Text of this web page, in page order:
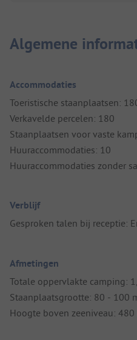
Algemene
Accommodaties
Toeristische staanplaatsen:
Verkavelde percelen: 180
Staanplaatsen voor vaste
Huuraccommodaties: 10
Huuraccommodaties zonder
Verblijf
Gesproken talen bij receptie:
Afmetingen
Totale oppervlakte camping:
Staanplaatsgrootte: 80 - 100
Hoogte boven zeeniveau: 480